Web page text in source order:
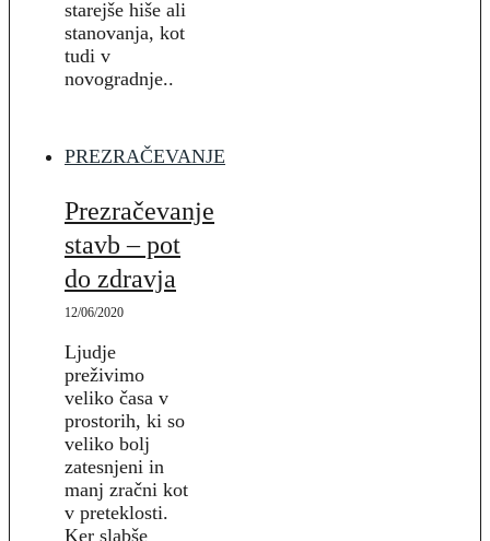
starejše hiše ali
stanovanja, kot
tudi v
novogradnje..
PREZRAČEVANJE
Prezračevanje
stavb – pot
do zdravja
12/06/2020
Ljudje
preživimo
veliko časa v
prostorih, ki so
veliko bolj
zatesnjeni in
manj zračni kot
v preteklosti.
Ker slabše